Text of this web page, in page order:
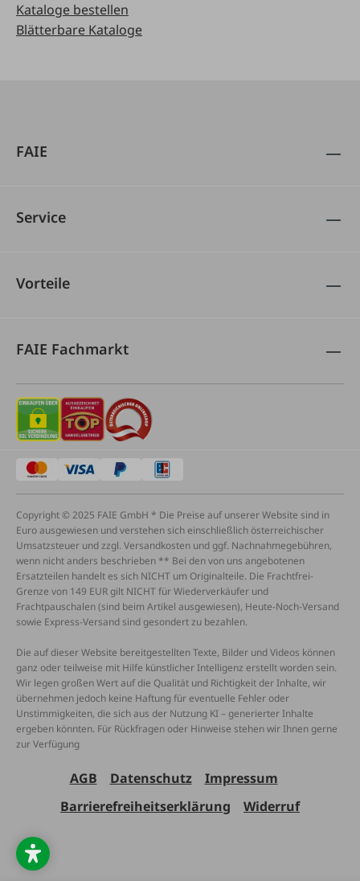
Kataloge bestellen
Blätterbare Kataloge
FAIE
Service
Vorteile
FAIE Fachmarkt
Copyright © 2025 FAIE GmbH * Die Preise auf unserer Website sind in
Euro ausgewiesen und verstehen sich einschließlich österreichischer
Umsatzsteuer und zzgl. Versandkosten und ggf. Nachnahmegebühren,
wenn nicht anders beschrieben ** Bei den von uns angebotenen
Ersatzteilen handelt es sich NICHT um Originalteile. Die Frachtfrei-
Grenze von 149 EUR gilt NICHT für Wiederverkäufer und
Frachtpauschalen (sind beim Artikel ausgewiesen), Heute-Noch-Versand
sowie Express-Versand sind gesondert zu bezahlen.
Die auf dieser Website bereitgestellten Texte, Bilder und Videos können
ganz oder teilweise mit Hilfe künstlicher Intelligenz erstellt worden sein.
Wir legen großen Wert auf die Qualität und Richtigkeit der Inhalte, wir
übernehmen jedoch keine Haftung für eventuelle Fehler oder
Unstimmigkeiten, die sich aus der Nutzung KI – generierter Inhalte
ergeben könnten. Für Rückfragen oder Hinweise stehen wir Ihnen gerne
zur Verfügung
AGB Datenschutz
Impressum
Barrierefreiheitserklärung
Widerruf